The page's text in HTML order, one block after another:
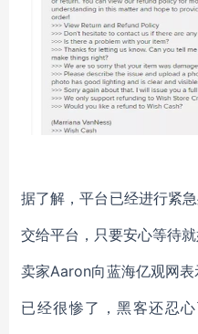
据了解，平台已经进行紧
交给平台，只要安心等待就
卖家Aaron向蓝海亿观网
已经很惨了，黑客还忍